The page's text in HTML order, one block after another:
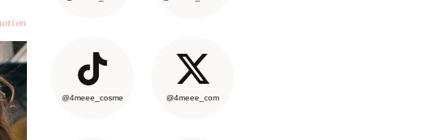
@4meee_cosme @4meee_com